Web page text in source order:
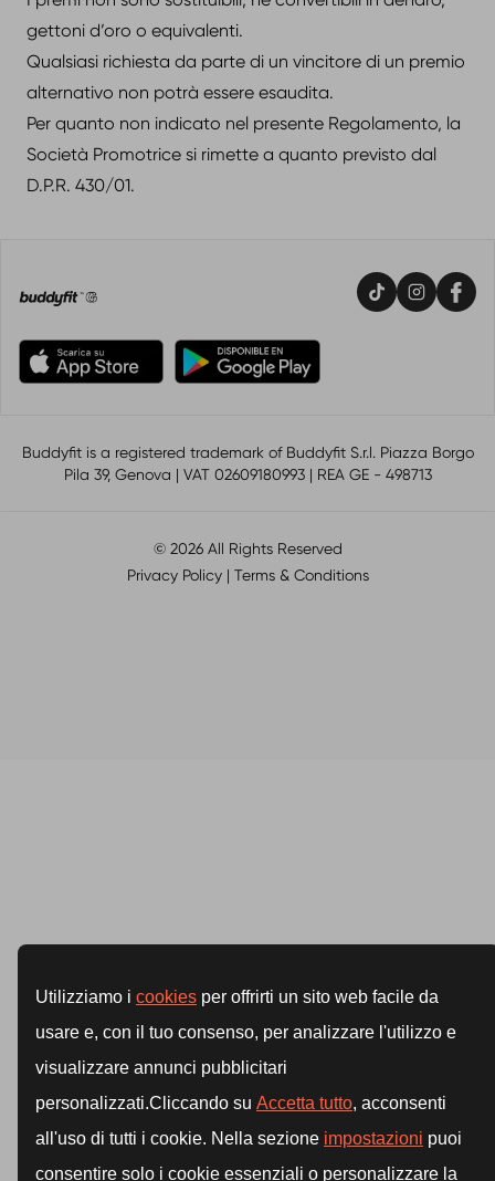
gettoni d’oro o equivalenti.
Qualsiasi richiesta da parte di un vincitore di un premio
alternativo non potrà essere esaudita.
Per quanto non indicato nel presente Regolamento, la
Società Promotrice si rimette a quanto previsto dal
D.P.R. 430/01.
Buddyfit is a registered trademark of Buddyfit S.r.l. Piazza Borgo
Pila 39, Genova | VAT 02609180993 | REA GE - 498713
© 2026 All Rights Reserved
Privacy Policy| Terms & Conditions